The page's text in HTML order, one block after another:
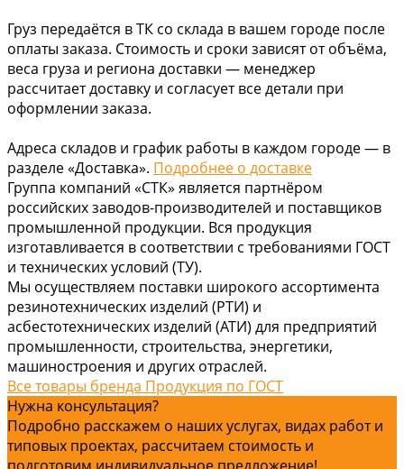
Груз передаётся в ТК со склада в вашем городе после
оплаты заказа. Стоимость и сроки зависят от объёма,
веса груза и региона доставки — менеджер
рассчитает доставку и согласует все детали при
оформлении заказа.
Адреса складов и график работы в каждом городе — в
разделе «Доставка». Подробнее о доставке
Группа компаний «СТК» является партнёром
российских заводов-производителей и поставщиков
промышленной продукции. Вся продукция
изготавливается в соответствии с требованиями ГОСТ
и технических условий (ТУ).
Мы осуществляем поставки широкого ассортимента
резинотехнических изделий (РТИ) и
асбестотехнических изделий (АТИ) для предприятий
промышленности, строительства, энергетики,
машиностроения и других отраслей.
Все товары бренда Продукция по ГОСТ
Нужна консультация?
Подробно расскажем о наших услугах, видах работ и
типовых проектах, рассчитаем стоимость и
подготовим индивидуальное предложение!